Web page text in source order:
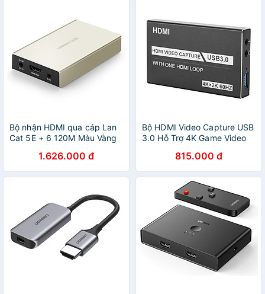
Bộ nhận HDMI qua cáp Lan
Cat 5E + 6 120M Màu Vàng
Hàng chính hãng
1.626.000 đ
Bộ HDMI Video Capture USB
3.0 Hỗ Trợ 4K Game Video
Recorder - Hàng Nhập Khẩu
815.000 đ